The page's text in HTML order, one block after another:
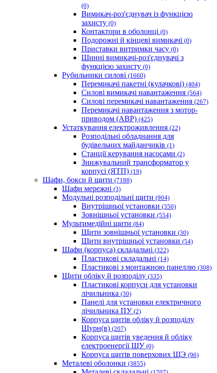
(0)
Вимикач-роз'єднувач із функцією
захисту (0)
Контактори в оболонці (0)
Подорожні й кінцеві вимикачі (0)
Приставки витримки часу (0)
Шинні вимикачі-роз'єднувачі з
функцією захисту (0)
Рубильники силові (1660)
Перемикачі пакетні (кулачкові) (404)
Силові вимикачі навантаження (564)
Cилові перемикачі навантаження (267)
Перемикачі навантаження з мотор-
приводом (АВР) (425)
Устаткування електроживлення (22)
Розподільні обладнання для
будівельних майданчиків (1)
Станції керування насосами (2)
Знижувальний трансформатор у
корпусі (ЯТП) (19)
Шафи, бокси й щити (7188)
Шафи мережні (3)
Модульні розподільні щити (904)
Внутрішньої установки (350)
Зовнішньої установки (554)
Мультимедійні щити (84)
Щити зовнішньої установки (30)
Щити внутрішньої установки (54)
Шафи (корпуса) складальні (322)
Пластикові складальні (14)
Пластикові з монтажною панеллю (308)
Щити обліку й розподілу (335)
Пластикові корпуси для установки
лічильника (30)
Панелі для установки електричного
лічильника ПУ (2)
Корпуса щитів обліку й розподілу
Щурн(в) (207)
Корпуса щитів уведення й обліку
електроенергії ЩУ (0)
Корпуса щитів поверхових ЩЭ (96)
Металеві оболонки (3855)